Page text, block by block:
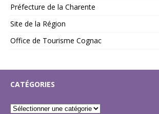
Préfecture de la Charente
Site de la Région
Office de Tourisme Cognac
CATÉGORIES